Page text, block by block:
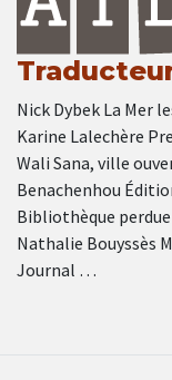
Nick Dybek La Mer
Karine Lalechère
Wali Sana, ville
Benachenhou
Bibliothèque
Nathalie Bouyssès
Journal …